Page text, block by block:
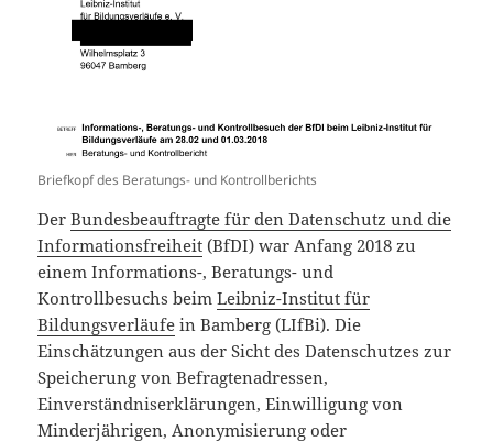
Briefkopf des Beratungs- und Kontrollberichts
DerBundesbeauftragte für den Datenschutz und die
Informationsfreiheit (BfDI) war Anfang 2018 zu
einem Informations-, Beratungs- und
Kontrollbesuchs beimLeibniz-Institut für
Bildungsverläufe in Bamberg (LIfBi). Die
Einschätzungen aus der Sicht des Datenschutzes zur
Speicherung von Befragtenadressen,
Einverständniserklärungen, Einwilligung von
Minderjährigen, Anonymisierung oder